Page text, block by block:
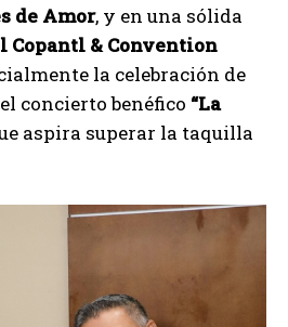
de Amor, y en una sólida
Copantl & Convention
la celebración de
concierto benéfico “La
aspira superar la taquilla